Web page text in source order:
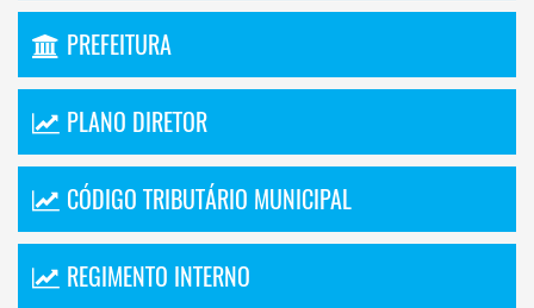
PREFEITURA
PLANO DIRETOR
CÓDIGO TRIBUTÁRIO MUNICIPAL
REGIMENTO INTERNO